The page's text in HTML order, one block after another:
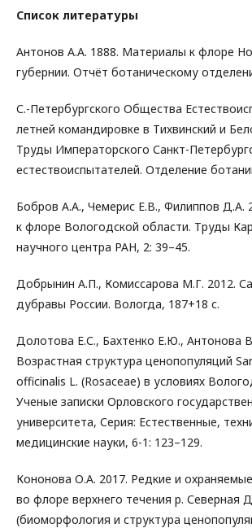
Список литературы
Антонов А.А. 1888. Материалы к флоре
губернии. Отчёт ботаническому
С.-Петербургского Общества
летней командировке в Тихвинский и
Труды Императорского Санкт-
естествоиспытателей. Отделение
Бобров А.А., Чемерис Е.В., Филиппов Д.А.
к флоре Вологодской области. Труды
научного центра РАН, 2: 39–45.
Добрынин А.П., Комиссарова М.Г. 2012.
дубравы России. Вологда, 187+18 с.
Долотова Е.С., Бахтенко Е.Ю., Антонова
Возрастная структура ценопопуляций
officinalis L. (Rosaceae) в условиях
Ученые записки Орловского
университета, Серия: Естественные,
медицинские науки, 6-1: 123–129.
Кононова О.А. 2017. Редкие и
во флоре верхнего течения р. Северная
(биоморфология и структура